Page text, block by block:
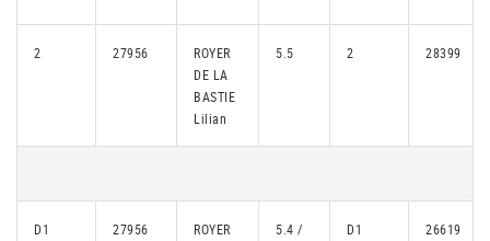
2 27956
ROYER
DE LA
BASTIE
Lilian
5.5 2 28399
D1 27956
ROYER
5.4 /
D1 26619